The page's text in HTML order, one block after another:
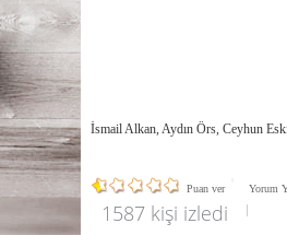
İsmail Alkan, Aydın Örs, Ceyhun
Puan ver Yorum
1587 kişi izledi